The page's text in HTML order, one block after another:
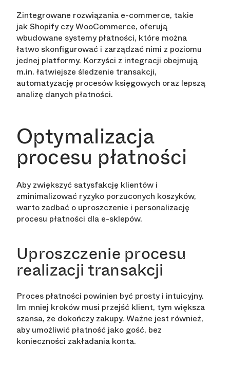
Zintegrowane rozwiązania e-commerce, takie
jak Shopify czy WooCommerce, oferują
wbudowane systemy płatności, które można
łatwo skonfigurować i zarządzać nimi z poziomu
jednej platformy. Korzyści z integracji obejmują
m.in. łatwiejsze śledzenie transakcji,
automatyzację procesów księgowych oraz lepszą
analizę danych płatności.
Optymalizacja
procesu płatności
Aby zwiększyć satysfakcję klientów i
zminimalizować ryzyko porzuconych koszyków,
warto zadbać o uproszczenie i personalizację
procesu płatności dla e-sklepów.
Uproszczenie procesu
realizacji transakcji
Proces płatności powinien być prosty i intuicyjny.
Im mniej kroków musi przejść klient, tym większa
szansa, że dokończy zakupy. Ważne jest również,
aby umożliwić płatność jako gość, bez
konieczności zakładania konta.